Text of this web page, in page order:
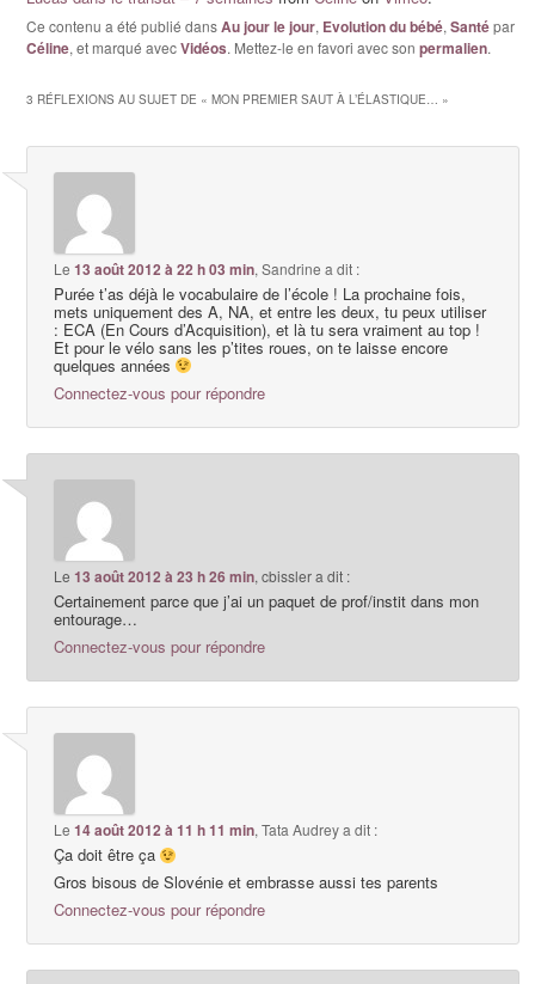
Ce contenu a été publié dansAu jour le jour, Evolution du bébé,Santépar
Céline, et marqué avecVidéos. Mettez-le en favori avec sonpermalien.
3 RÉFLEXIONS AU SUJET DE «MON PREMIER SAUT À L’ÉLASTIQUE… »
Le 13 août 2012 à 22 h 03 min, Sandrine a dit :
Purée t’as déjà le vocabulaire de l’école ! La prochaine fois,
mets uniquement des A, NA, et entre les deux, tu peux utiliser
: ECA (En Cours d’Acquisition), et là tu sera vraiment au top !
Et pour le vélo sans les p’tites roues, on te laisse encore
quelques années
Connectez-vous pour répondre
Le 13 août 2012 à 23 h 26 min, cbissler a dit :
Certainement parce que j’ai un paquet de prof/instit dans mon
entourage…
Connectez-vous pour répondre
Le 14 août 2012 à 11 h 11 min,Tata Audrey a dit :
Ça doit être ça
Gros bisous de Slovénie et embrasse aussi tes parents
Connectez-vous pour répondre